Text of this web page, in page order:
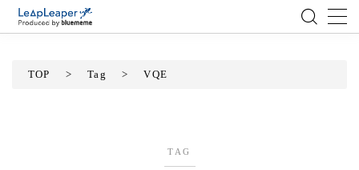
TOP > Tag > VQE
TAG